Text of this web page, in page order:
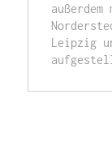
Leipzig